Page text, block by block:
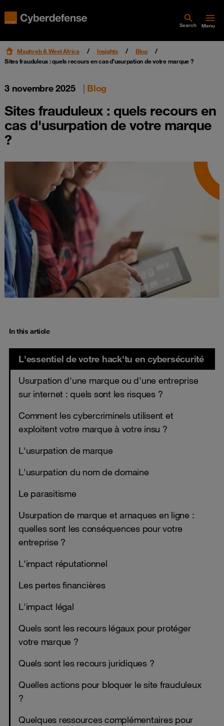
Search Menu
Maghreb & West Africa Insights
Blog
Sites frauduleux : quels recours en cas d'usurpation de votre marque ?
3 novembre 2025 | Blog
Sites frauduleux : quels recours en
cas d'usurpation de votre marque
?
In this article
L'essentiel de votre hack'tu en cybersécurité
Usurpation d'une marque ou d'une entreprise
sur internet : quels sont les risques ?
Comment les cybercriminels utilisent et
exploitent votre marque à votre insu ?
L'usurpation de marque
L'usurpation du nom de domaine
Le parasitisme
Usurpation de marque et arnaques en ligne :
quelles sont les conséquences pour votre
entreprise ?
L'impact réputationnel
Les pertes financières
L'impact légal
Quels sont les recours légaux pour protéger
votre marque ?
Quels sont les recours juridiques ?
Quelles actions pour bloquer le site frauduleux
?
Quelques ressources complémentaires pour